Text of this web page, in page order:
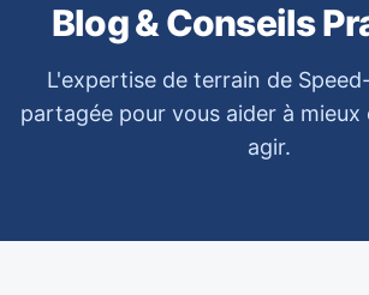
Blog & Conseils
L'expertise de terrain de
partagée pour vous aider à
agir.